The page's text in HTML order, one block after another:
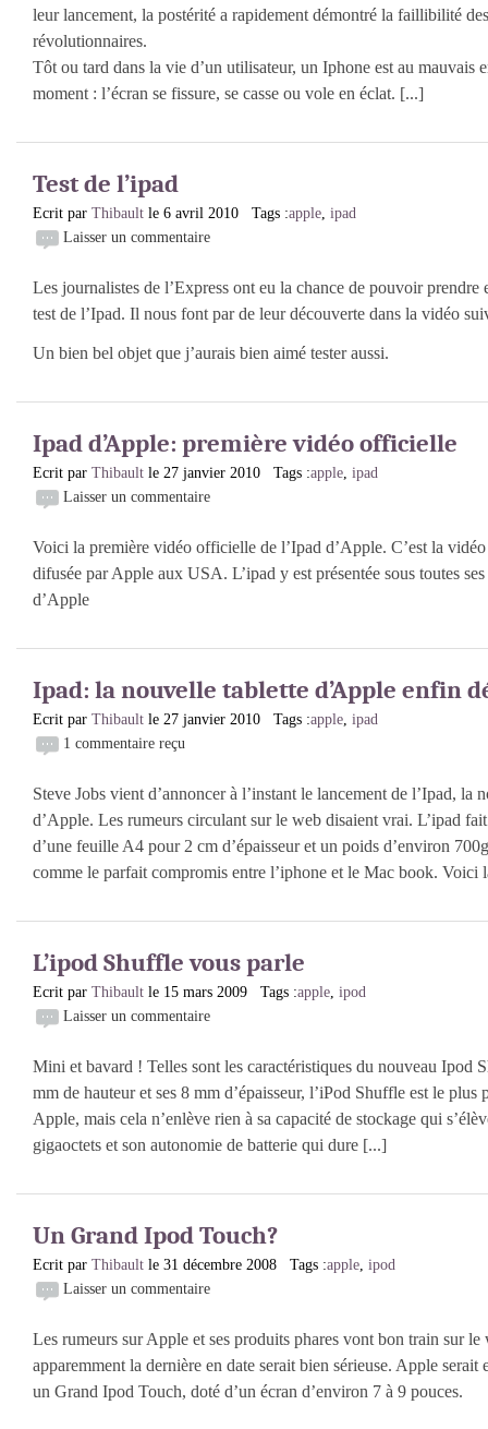
leur lancement, la postérité a rapidement démontré la faillibilité
révolutionnaires.
Tôt ou tard dans la vie d’un utilisateur, un Iphone est au mauvais
moment : l’écran se fissure, se casse ou vole en éclat. [...]
Test de l’ipad
Ecrit par Thibault le 6 avril 2010 Tags :apple, ipad
Laisser un commentaire
Les journalistes de l’Express ont eu la chance de pouvoir prendre
test de l’Ipad. Il nous font par de leur découverte dans la vidéo
Un bien bel objet que j’aurais bien aimé tester aussi.
Ipad d’Apple: première vidéo officielle
Ecrit par Thibault le 27 janvier 2010 Tags :apple, ipad
Laisser un commentaire
Voici la première vidéo officielle de l’Ipad d’Apple. C’est la
difusée par Apple aux USA. L’ipad y est présentée sous toutes
d’Apple
Ipad: la nouvelle tablette d’Apple enfin
Ecrit par Thibault le 27 janvier 2010 Tags :apple, ipad
1 commentaire reçu
Steve Jobs vient d’annoncer à l’instant le lancement de l’Ipad, la
d’Apple. Les rumeurs circulant sur le web disaient vrai. L’ipad
d’une feuille A4 pour 2 cm d’épaisseur et un poids d’environ
comme le parfait compromis entre l’iphone et le Mac book. Voici
L’ipod Shuffle vous parle
Ecrit par Thibault le 15 mars 2009 Tags :apple, ipod
Laisser un commentaire
Mini et bavard ! Telles sont les caractéristiques du nouveau Ipod
mm de hauteur et ses 8 mm d’épaisseur, l’iPod Shuffle est le plus
Apple, mais cela n’enlève rien à sa capacité de stockage qui
gigaoctets et son autonomie de batterie qui dure [...]
Un Grand Ipod Touch?
Ecrit par Thibault le 31 décembre 2008 Tags :apple, ipod
Laisser un commentaire
Les rumeurs sur Apple et ses produits phares vont bon train sur le
apparemment la dernière en date serait bien sérieuse. Apple serait
un Grand Ipod Touch, doté d’un écran d’environ 7 à 9 pouces.